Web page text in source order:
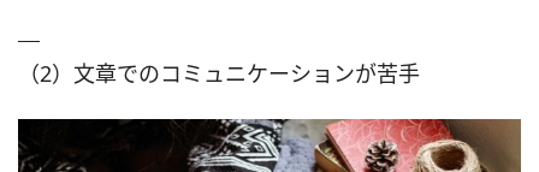
（2）文章でのコミュニケーションが苦手